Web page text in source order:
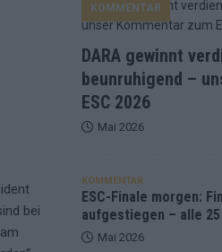
bei
DARA gewinnt
beunruhigend –
ESC 2026
KOMMENTAR
Mai 2026
KOMMENTAR
ESC-Finale morgen:
aufgestiegen – alle
Mai 2026